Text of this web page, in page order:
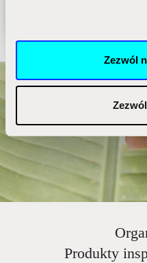
analizować ruch w naszej
Partnerzy mogą połączyć
otrzymanymi od Ciebie
korzystania z ich usług.
Zezwól
Produkty